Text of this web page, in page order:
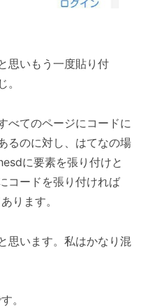
思いもう一度貼り付
べてのページにコードに
るのに対し、はてなの場
に要素を張り付けと
コードを張り付ければ
ります。
思います。私はかなり混
。